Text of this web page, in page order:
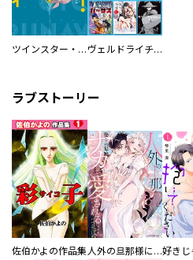
ツインスター・サイクロン・ランナウェイ ヴェルドライチオシ聖典パック 『転スラ』ミニ画集付き シリウス人気作３選
ラブストーリー
佐伯かよの作品集 人外の旦那様に娶られ毎晩ナカまで愛される…。アンソロジー